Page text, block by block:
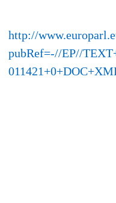
http://
pubRef=-//EP//